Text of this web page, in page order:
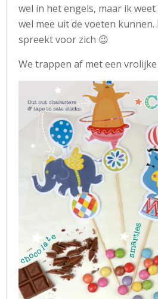
wel in het engels, maar ik
wel mee uit de voeten kunnen.
spreekt voor zich 😉
We trappen af met een vrolijke